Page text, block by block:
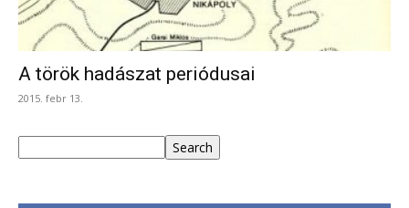
A török hadászat periódusai
2015. febr 13.
Search